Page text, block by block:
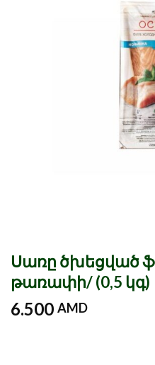
Սառը ծխեցված
թառափի/ (0,5 կգ)
6.500 AMD